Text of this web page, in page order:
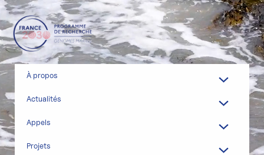
Aller
au
contenu
À propos
Actualités
Appels
Projets